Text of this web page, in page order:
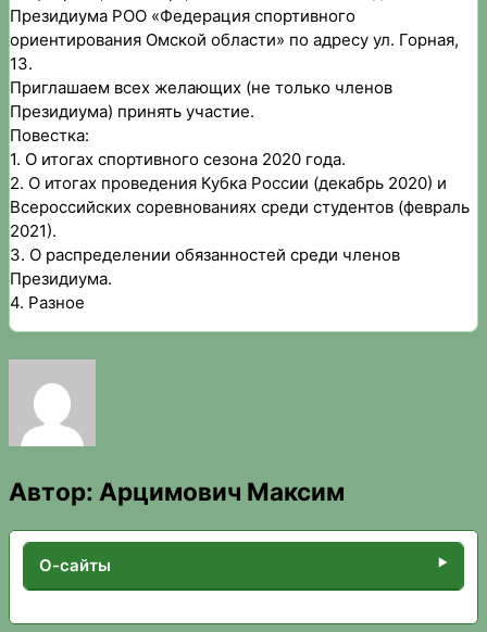
Президиума РОО «Федерация спортивного
ориентирования Омской области» по адресу ул. Горная,
13.
Приглашаем всех желающих (не только членов
Президиума) принять участие.
Повестка:
1. О итогах спортивного сезона 2020 года.
2. О итогах проведения Кубка России (декабрь 2020) и
Всероссийских соревнованиях среди студентов (февраль
2021).
3. О распределении обязанностей среди членов
Президиума.
4. Разное
Автор: Арцимович Максим
О-сайты